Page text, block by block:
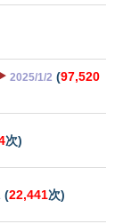
2025/1/2 (97,520
次)
(22,441次)